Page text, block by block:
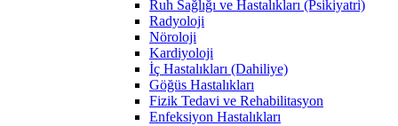
Ruh Sağlığı ve Hastalıkları (Psikiyatri)
Radyoloji
Nöroloji
Kardiyoloji
İç Hastalıkları (Dahiliye)
Göğüs Hastalıkları
Fizik Tedavi ve Rehabilitasyon
Enfeksiyon Hastalıkları